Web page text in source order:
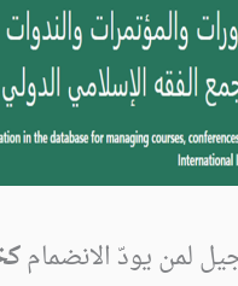
لمن يودّ الانضمام